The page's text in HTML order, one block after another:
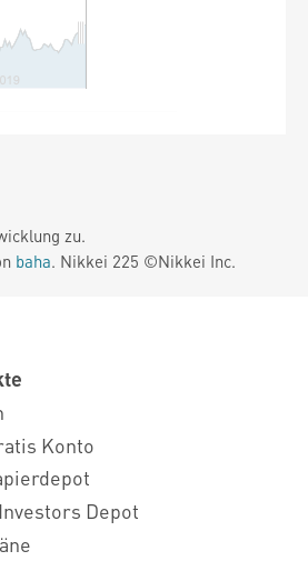
zu.
baha. Nikkei 225 ©Nikkei Inc.
Konto
Depot